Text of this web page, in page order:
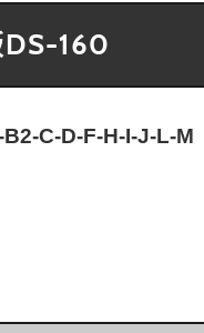
160
C-D-F-H-I-J-L-M